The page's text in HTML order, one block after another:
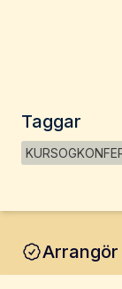
Taggar
Arrangör